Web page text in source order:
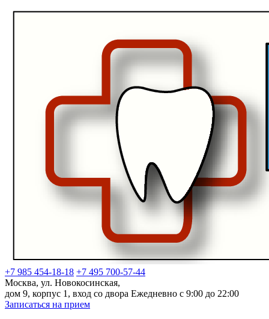
+7 985 454-18-18 +7 495 700-57-44
Москва, ул. Новокосинская,
дом 9, корпус 1, вход со двора Ежедневно с 9:00 до 22:00
Записаться на прием